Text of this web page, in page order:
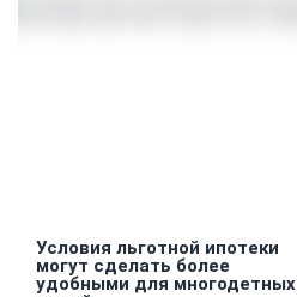
Условия льготной ипотеки
могут сделать более
удобными для многодетных